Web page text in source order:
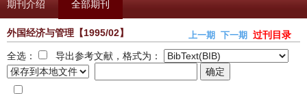
期刊介绍 全部期刊
外国经济与管理 【1995/02】 上一期 下一期
过刊目录
全选：
导出参考文献，格式为：